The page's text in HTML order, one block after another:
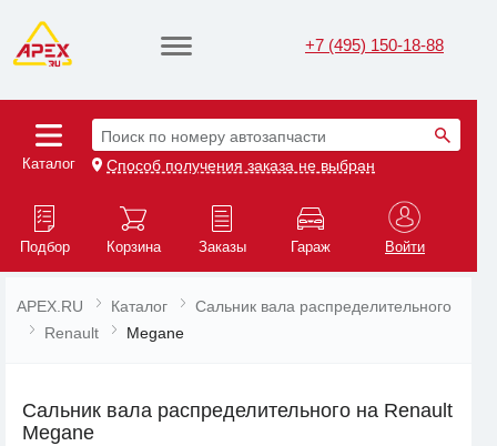
+7 (495) 150-18-88
Каталог
Поиск по номеру автозапчасти
Способ получения заказа не выбран
Подбор Корзина Заказы Гараж Войти
APEX.RU Каталог
Сальник вала распределительного
Renault
Megane
Сальник вала распределительного на Renault
Megane